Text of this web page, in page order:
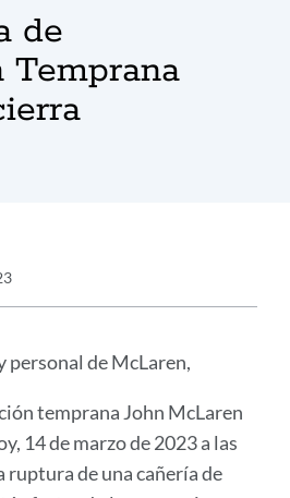
de
Temprana
personal de McLaren,
temprana John McLaren
14 de marzo de 2023 a las
ruptura de una cañería de